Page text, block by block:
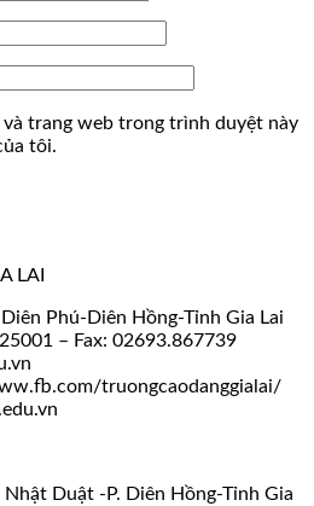
và trang web trong trình duyệt này
tôi.
LAI
Phú-Diên Hồng-Tỉnh Gia Lai
– Fax: 02693.867739
truongcaodanggialai/
Duật -P. Diên Hồng-Tỉnh Gia